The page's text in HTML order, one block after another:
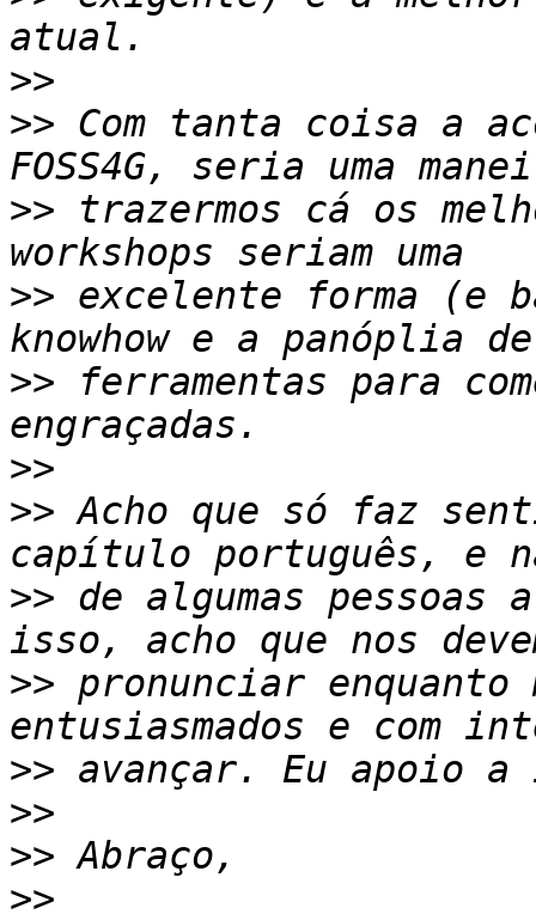
>>
>> Com tanta coisa a
>> trazermos cá os
>> excelente forma (e
>> ferramentas para
>>
>> Acho que só faz
>> de algumas
>> pronunciar enquanto
>>
>>
>>
>>